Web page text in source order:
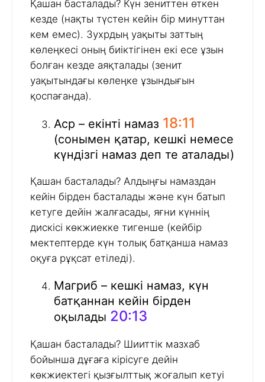
Қашан басталады? Күн зениттен өткен
кезде (нақты түстен кейін бір минуттан
кем емес). Зухрдың уақыты заттың
көлеңкесі оның биіктігінен екі есе ұзын
болған кезде аяқталады (зенит
уақытындағы көлеңке ұзындығын
қоспағанда).
Аср – екінті намаз 18:11
(сонымен қатар, кешкі немесе
күндізгі намаз деп те аталады)
Қашан басталады? Алдыңғы намаздан
кейін бірден басталады және күн батып
кетуге дейін жалғасады, яғни күннің
дискісі көкжиекке тигенше (кейбір
мектептерде күн толық батқанша намаз
оқуға рұқсат етіледі).
Магриб – кешкі намаз, күн
батқаннан кейін бірден
оқылады 20:13
Қашан басталады? Шииттік мазхаб
бойынша дұғаға кірісуге дейін
көкжиектегі қызғылттық жоғалып кетуі